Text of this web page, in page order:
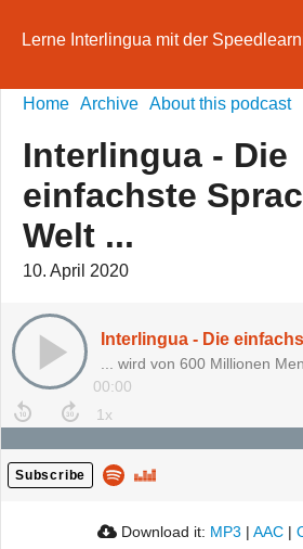
Lerne Interlingua mit der
Home Archive About this podcast
Interlingua - Die
einfachste
Welt ...
10. April 2020
... wird von 600 Millionen
00:00
Subscribe
Download it: MP3 | AAC |